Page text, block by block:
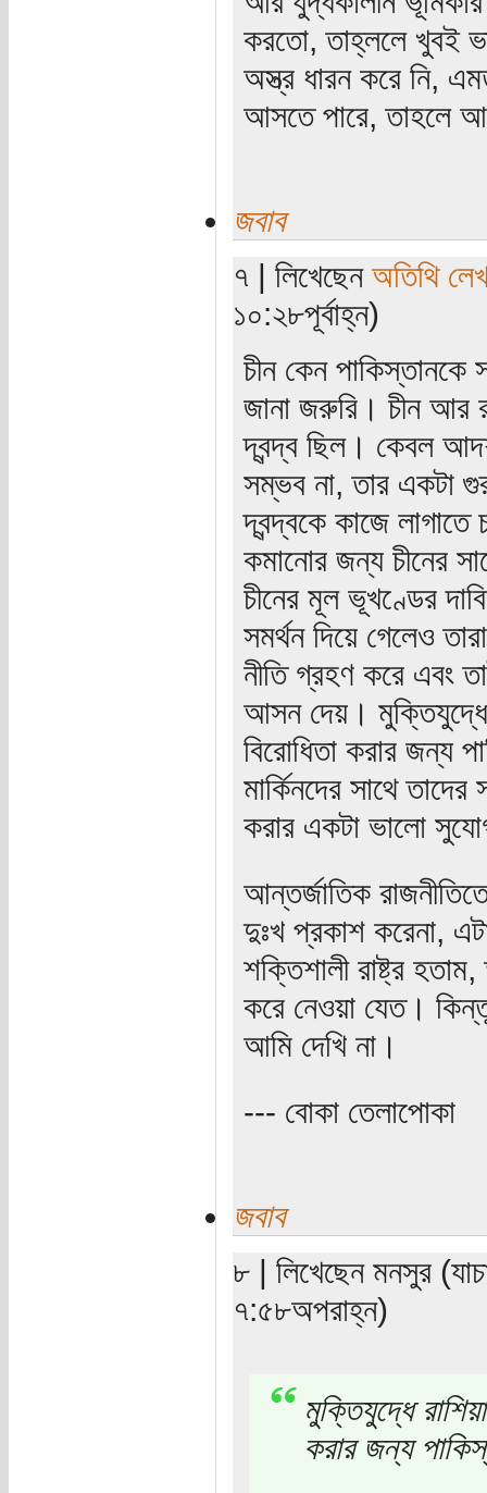
করতো, তাহ্ললে খুবই
অস্ত্র ধারন করে নি,
আসতে পারে, তাহলে
জবাব
৭ | লিখেছেন অতিথি
১০:২৮পূর্বাহ্ন)
চীন কেন পাকিস্তানকে
জানা জরুরি। চীন আর
দ্বন্দ্ব ছিল। কেবল
সম্ভব না, তার একটা
দ্বন্দ্বকে কাজে লাগাতে
কমানোর জন্য চীনের
চীনের মূল ভূখণ্ডের
সমর্থন দিয়ে গেলেও
নীতি গ্রহণ করে এবং
আসন দেয়। মুক্তিযুদ্ধে
বিরোধিতা করার জন্য
মার্কিনদের সাথে
করার একটা ভালো
আন্তর্জাতিক
দুঃখ প্রকাশ করেনা,
শক্তিশালী রাষ্ট্র
করে নেওয়া যেত।
আমি দেখি না।
--- বোকা তেলাপোকা
জবাব
৮ | লিখেছেন মনসুর
৭:৫৮অপরাহ্ন)
মুক্তিযুদ্ধে
করার জন্য